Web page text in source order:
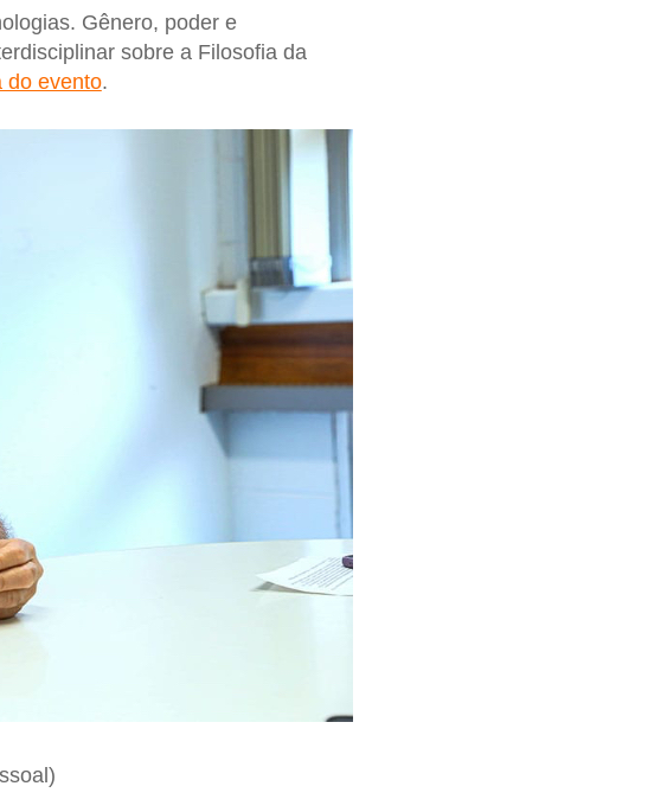
Gênero, poder e
sobre a Filosofia da
do evento.